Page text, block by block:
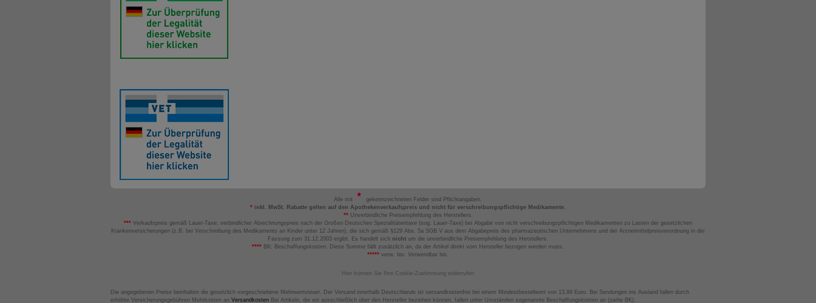
Alle mit
gekennzeichneten Felder sind Pflichtangaben.
* inkl. MwSt. Rabatte gelten auf den Apothekenverkaufspreis und nicht für verschreibungspflichtige Medikamente.
**Unverbindliche Preisempfehlung des Herstellers.
*** Verkaufspreis gemäß Lauer-Taxe; verbindlicher Abrechnungspreis nach der Großen Deutschen Spezialitätentaxe (sog. Lauer-Taxe) bei Abgabe von nicht verschreibungspflichtigen Medikamenten zu Lasten der gesetzlichen
Krankenversicherungen (z.B. bei Verschreibung des Medikaments an Kinder unter 12 Jahren), die sich gemäß §129 Abs. 5a SGB V aus dem Abgabepreis des pharmazeutischen Unternehmens und der Arzneimittelpreisverordnung in der
Fassung zum 31.12.2003 ergibt. Es handelt sich nicht um die unverbindliche Preisempfehlung des Herstellers.
**** BK: Beschaffungskosten. Diese Summe fällt zusätzlich an, da der Artikel direkt vom Hersteller bezogen werden muss.
***** verw. bis: Verwendbar bis.
Hier können Sie Ihre Cookie-Zustimmung widerrufen
Die angegebenen Preise beinhalten die gesetzlich vorgeschriebene Mehrwertsteuer. Der Versand innerhalb Deutschlands ist versandkostenfrei bei einem Mindestbestellwert von 13,99 Euro. Bei Sendungen ins Ausland fallen durch
erhöhte Versicherungsgebühren Mehrkosten an Versandkosten Bei Artikeln, die wir ausschließlich über den Hersteller beziehen können, fallen unter Umständen sogenannte Beschaffungskosten an (siehe BK).